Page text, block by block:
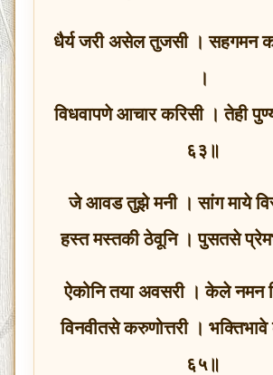
धैर्य जरी असेल तुजसी । सहगमन
।
विधवापणे आचार करिसी । तेही
६३॥
जे आवड तुझे मनी । सांग माये
हस्त मस्तकी ठेवूनि । पुसतसे
ऐकोनि तया अवसरी । केले नमन
विनवीतसे करुणोत्तरी ।
६५॥